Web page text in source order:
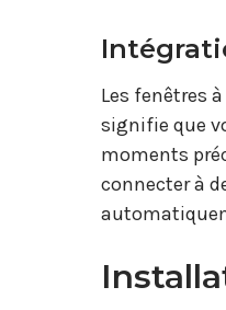
Les fenêtres
signifie que
moments
connecter à